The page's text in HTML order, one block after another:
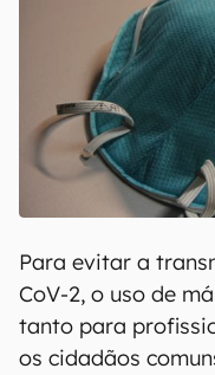
Para evitar a
CoV-2, o uso de
tanto para
os cidadãos